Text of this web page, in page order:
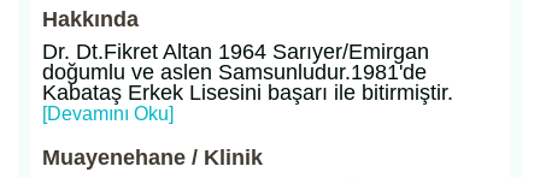
Hakkında
Dr. Dt.Fikret Altan 1964 Sarıyer/Emirgan
doğumlu ve aslen Samsunludur.1981'de
Kabataş Erkek Lisesini başarı ile bitirmiştir.
[Devamını Oku]
Muayenehane / Klinik